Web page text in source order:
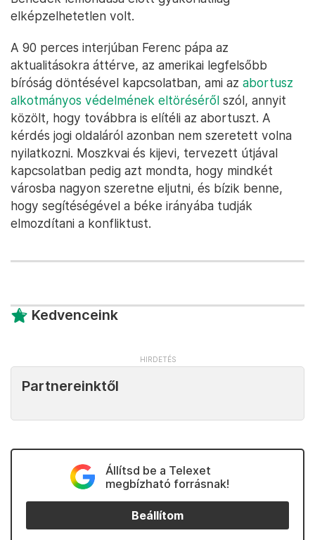
elképzelhetetlen volt.
A 90 perces interjúban Ferenc pápa az
aktualitásokra áttérve, az amerikai legfelsőbb
bíróság döntésével kapcsolatban, ami az abortusz
alkotmányos védelmének eltöréséről szól, annyit
közölt, hogy továbbra is elítéli az abortuszt. A
kérdés jogi oldaláról azonban nem szeretett volna
nyilatkozni. Moszkvai és kijevi, tervezett útjával
kapcsolatban pedig azt mondta, hogy mindkét
városba nagyon szeretne eljutni, és bízik benne,
hogy segítéségével a béke irányába tudják
elmozdítani a konfliktust.
Kedvenceink
Partnereinktől
Állítsd be a Telexet
megbízható forrásnak!
Beállítom